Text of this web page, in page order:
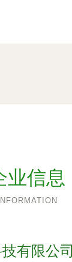
业信息
INFORMATION
有限公司